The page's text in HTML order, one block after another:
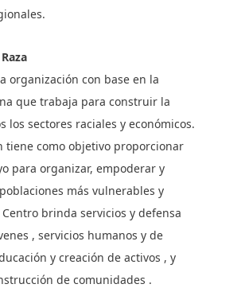
organización con base en la
que trabaja para construir la
los sectores raciales y económicos.
tiene como objetivo proporcionar
para organizar, empoderar y
más vulnerables y
brinda servicios y defensa
, servicios humanos y de
y creación de activos , y
de comunidades .